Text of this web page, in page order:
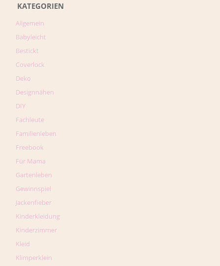
KATEGORIEN
Allgemein
Babyleicht
Bestickt
Coverlock
Deko
Designnähen
DIY
Fachleute
Familienleben
Freebook
Für Mama
Gartenleben
Gewinnspiel
Jackenfieber
Kinderkleidung
Kinderzimmer
Kleid
Klimperklein